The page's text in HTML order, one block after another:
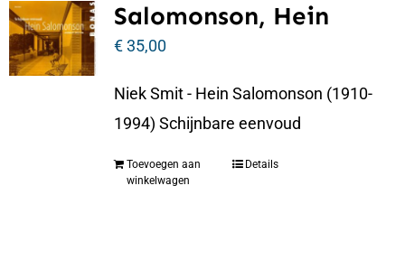
Salomonson, Hein
€35,00
Niek Smit - Hein Salomonson (1910-
1994) Schijnbare eenvoud
Toevoegen aan
winkelwagen
Details